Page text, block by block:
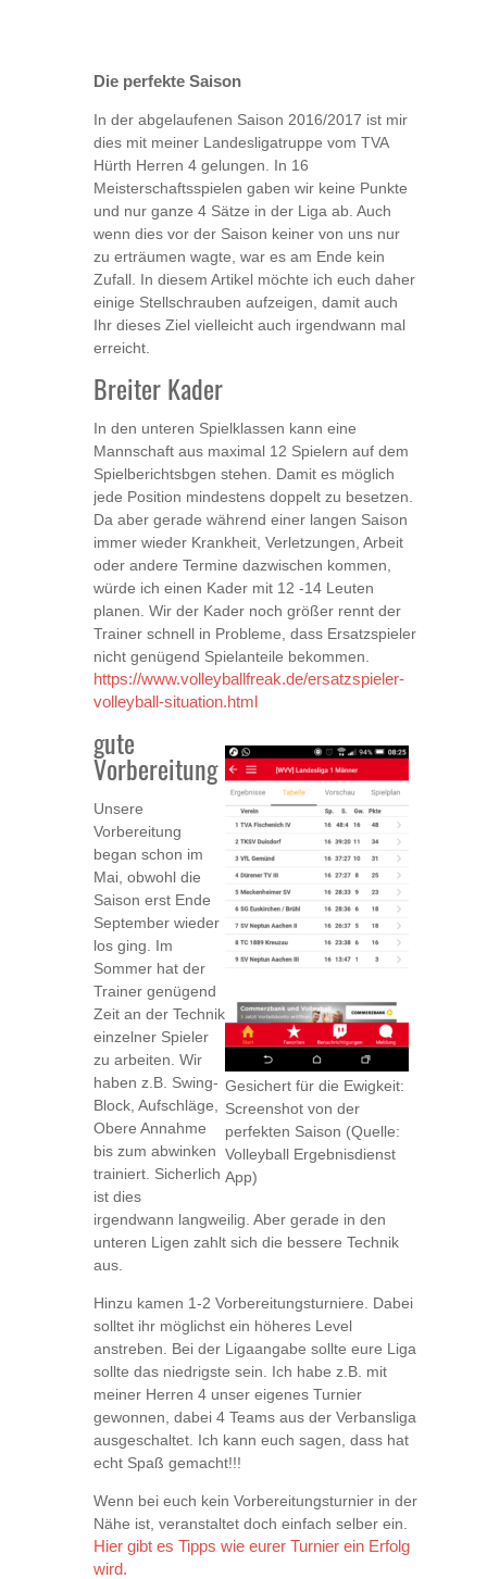
Die perfekte Saison
In der abgelaufenen Saison 2016/2017 ist mir
dies mit meiner Landesligatruppe vom TVA
Hürth Herren 4 gelungen. In 16
Meisterschaftsspielen gaben wir keine Punkte
und nur ganze 4 Sätze in der Liga ab. Auch
wenn dies vor der Saison keiner von uns nur
zu erträumen wagte, war es am Ende kein
Zufall. In diesem Artikel möchte ich euch daher
einige Stellschrauben aufzeigen, damit auch
Ihr dieses Ziel vielleicht auch irgendwann mal
erreicht.
Breiter Kader
In den unteren Spielklassen kann eine
Mannschaft aus maximal 12 Spielern auf dem
Spielberichtsbgen stehen. Damit es möglich
jede Position mindestens doppelt zu besetzen.
Da aber gerade während einer langen Saison
immer wieder Krankheit, Verletzungen, Arbeit
oder andere Termine dazwischen kommen,
würde ich einen Kader mit 12 -14 Leuten
planen. Wir der Kader noch größer rennt der
Trainer schnell in Probleme, dass Ersatzspieler
nicht genügend Spielanteile bekommen.
https://www.volleyballfreak.de/ersatzspieler-
volleyball-situation.html
Gesichert für die Ewigkeit:
Screenshot von der
perfekten Saison (Quelle:
Volleyball Ergebnisdienst
App)
gute
Vorbereitung
Unsere
Vorbereitung
began schon im
Mai, obwohl die
Saison erst Ende
September wieder
los ging. Im
Sommer hat der
Trainer genügend
Zeit an der Technik
einzelner Spieler
zu arbeiten. Wir
haben z.B. Swing-
Block, Aufschläge,
Obere Annahme
bis zum abwinken
trainiert. Sicherlich
ist dies
irgendwann langweilig. Aber gerade in den
unteren Ligen zahlt sich die bessere Technik
aus.
Hinzu kamen 1-2 Vorbereitungsturniere. Dabei
solltet ihr möglichst ein höheres Level
anstreben. Bei der Ligaangabe sollte eure Liga
sollte das niedrigste sein. Ich habe z.B. mit
meiner Herren 4 unser eigenes Turnier
gewonnen, dabei 4 Teams aus der Verbansliga
ausgeschaltet. Ich kann euch sagen, dass hat
echt Spaß gemacht!!!
Wenn bei euch kein Vorbereitungsturnier in der
Nähe ist, veranstaltet doch einfach selber ein.
Hier gibt es Tipps wie eurer Turnier ein Erfolg
wird.